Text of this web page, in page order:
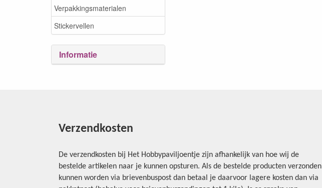
Verpakkingsmaterialen
Stickervellen
Informatie
Verzendkosten
De verzendkosten bij Het Hobbypaviljoentje zijn afhankelijk van hoe wij de
bestelde artikelen naar je kunnen opsturen. Als de bestelde producten verzonden
kunnen worden via brievenbuspost dan betaal je daarvoor lagere kosten dan via